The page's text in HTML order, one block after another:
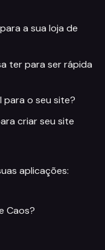
para a sua loja de
ter para ser rápida
para o seu site?
criar seu site
aplicações:
Caos?